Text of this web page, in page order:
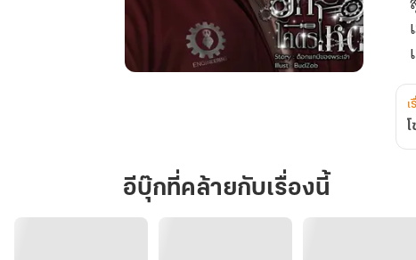
ก
อีบุ๊กที่คล้ายกับเรื่องนี้